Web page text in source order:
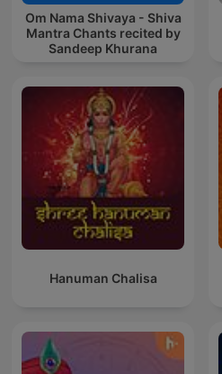
Om Nama Shivaya - Shiva
Mantra Chants recited by
Sandeep Khurana
Hanuman Chalisa